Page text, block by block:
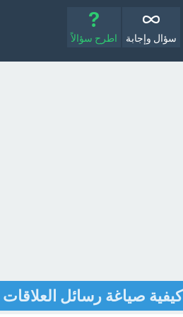
سؤال وإجابة اطرح سؤالاً
كيفية صياغة رسائل